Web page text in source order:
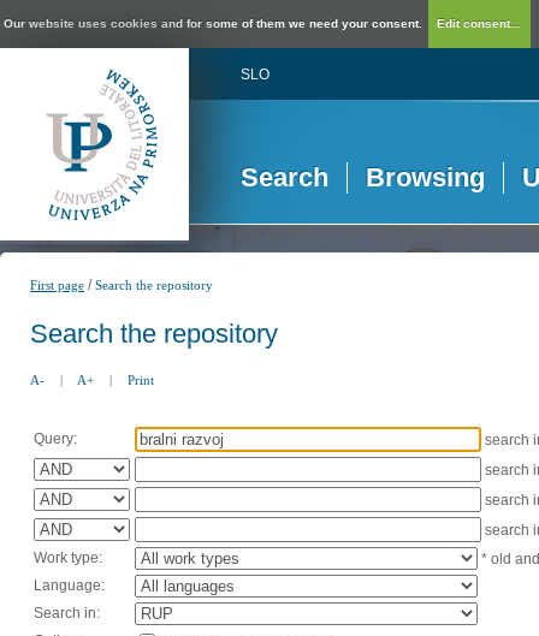
Our website uses cookies and for some of them we need your consent. Edit consent...
SLO
Search Browsing
First page /Search the repository
Search the repository
A- | A+ | Print
Query:
search
search
search
search
Work type:
* old
Language:
Search in: